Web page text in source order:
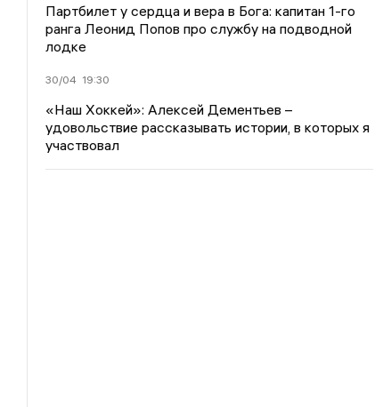
Партбилет у сердца и вера в Бога: капитан 1-го
ранга Леонид Попов про службу на подводной
лодке
30/04 19:30
«Наш Хоккей»: Алексей Дементьев –
удовольствие рассказывать истории, в которых я
участвовал